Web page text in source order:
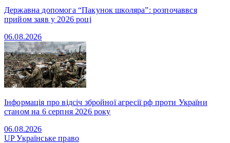
Державна допомога “Пакунок школяра”: розпочаввся
прийом заяв у 2026 році
06.08.2026
Інформація про відсіч збройної агресії рф проти України
станом на 6 серпня 2026 року
06.08.2026
UPУкраїнське право